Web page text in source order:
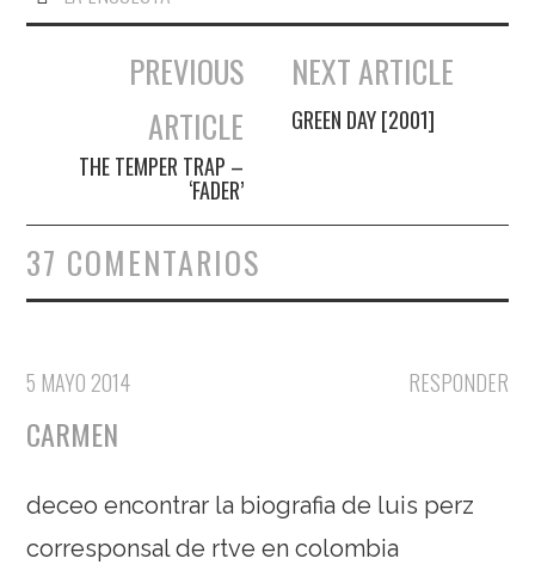
Navegación de entradas
PREVIOUS
ARTICLE
THE TEMPER TRAP –
‘FADER’
NEXT ARTICLE
GREEN DAY [2001]
37 COMENTARIOS
RESPONDER
5 MAYO 2014
CARMEN
deceo encontrar la biografia de luis perz
corresponsal de rtve en colombia